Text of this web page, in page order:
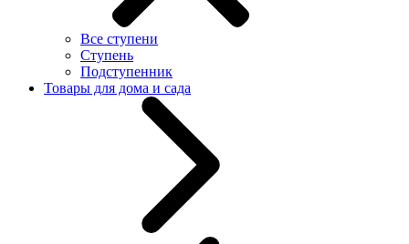
Все ступени
Ступень
Подступенник
Товары для дома и сада